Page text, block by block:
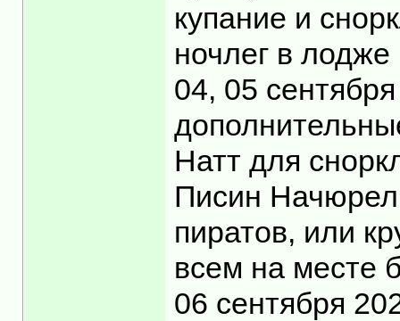
купание и
ночлег в
04, 05
Натт для
Писин Начюрел
пиратов, или
всем на месте
06 сентября